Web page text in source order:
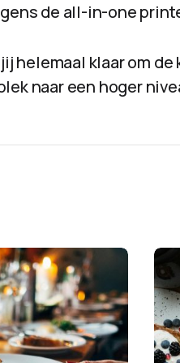
de all-in-one
helemaal klaar om
naar een hoger